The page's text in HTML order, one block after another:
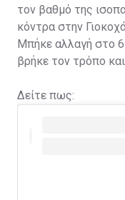
τον βαθμό της
κόντρα στην
Μπήκε αλλαγή στο
βρήκε τον τρόπο
Δείτε πως: